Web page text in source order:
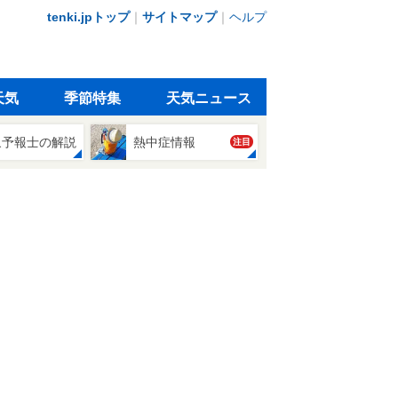
tenki.jpトップ｜ サイトマップ｜ ヘルプ
気 季節特集 天気ニュース
報士の解説 熱中症情報 注目